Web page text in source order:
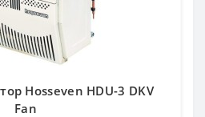
Hosseven HDU-3 DKV
Fan